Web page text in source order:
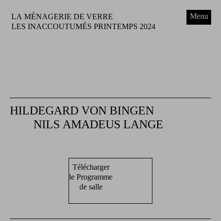
LA MÉNAGERIE DE VERRE
LES INACCOUTUMÉS PRINTEMPS 2024
Menu
HILDEGARD VON BINGEN
NILS AMADEUS LANGE
Télécharger
le Programme
de salle